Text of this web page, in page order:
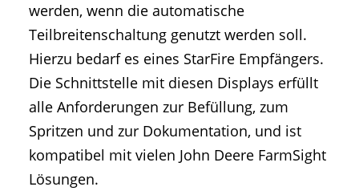
werden, wenn die automatische
Teilbreitenschaltung genutzt werden soll.
Hierzu bedarf es eines StarFire Empfängers.
Die Schnittstelle mit diesen Displays erfüllt
alle Anforderungen zur Befüllung, zum
Spritzen und zur Dokumentation, und ist
kompatibel mit vielen John Deere FarmSight
Lösungen.